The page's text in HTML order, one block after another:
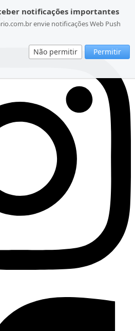
notificações importantes
envie notificações Web Push
Não permitir Permitir
2026